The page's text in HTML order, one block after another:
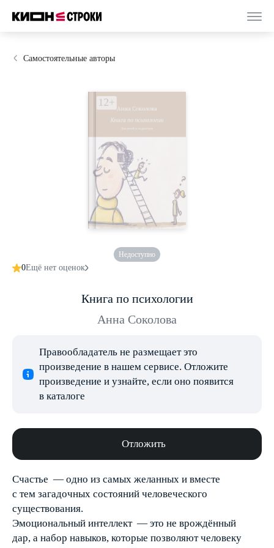
Самостоятельные авторы
Недоступно
0Ещё нет оценок
Книга по психологии
Анна Соколова
Правообладатель не размещает это
произведение в нашем сервисе. Отложите
произведение и узнайте, если оно появится
в каталоге
Отложить
Счастье — одно из самых желанных и вместе
с тем загадочных состояний человеческого
существования.
Эмоциональный интеллект — это не врождённый
дар, а набор навыков, которые позволяют человеку